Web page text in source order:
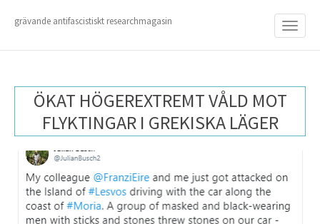
I
grävande antifascistiskt researchmagasin
ÖKAT HÖGEREXTREMT VÅLD MOT
FLYKTINGAR I GREKISKA LÄGER